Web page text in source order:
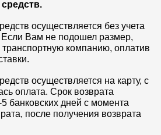
осуществляется без учета
Если Вам не подошел размер,
транспортную компанию, оплатив
осуществляется на карту, с
оплата. Срок возврата
банковских дней с момента
после получения возврата